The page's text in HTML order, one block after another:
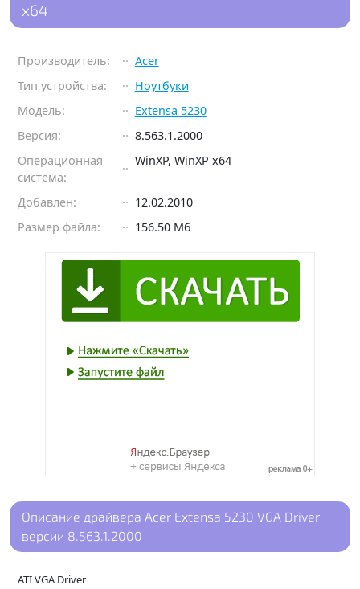
x64
Производитель:
Acer
Тип устройства:
Ноутбуки
Модель:
Extensa 5230
Версия:
8.563.1.2000
Операционная
система:
WinXP, WinXP x64
Добавлен:
12.02.2010
Размер файла:
156.50 Мб
Описание драйвера Acer Extensa 5230 VGA Driver
версии 8.563.1.2000
ATI VGA Driver